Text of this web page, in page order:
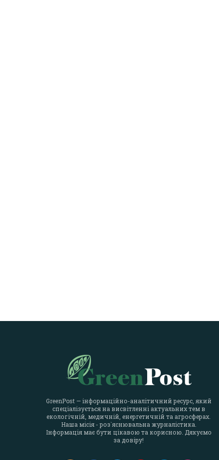
GreenPost — інформаційно-аналітичний ресурс, який
спеціалізується на висвітленні актуальних тем в
екологічній, медичній, енергетичній та агросферах.
Наша місія - роз`яснювальна журналістика.
Інформація має бути цікавою та корисною. Дякуємо
за довіру!